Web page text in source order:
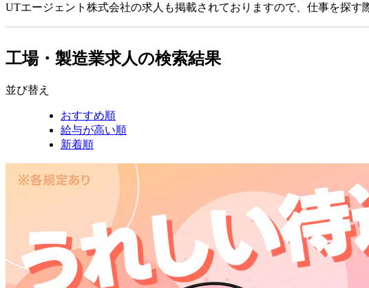
UTエージェント株式会社の求人も掲載されておりますので、仕事を探す
工場・製造業求人の検索結果
並び替え
おすすめ順
給与が高い順
新着順